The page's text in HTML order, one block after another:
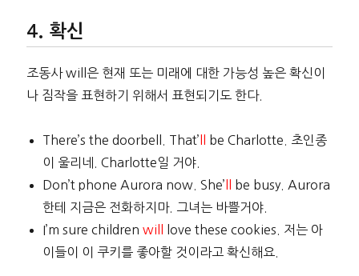
확신
조동사 will은 현재 또는 미래에 대한 가능성 높은 확신이
나 짐작을 표현하기 위해서 표현되기도 한다.
There’s the doorbell. That’
be Charlotte. 초인종
이 울리네. Charlotte일 거야.
Don’t phone Aurora now. She’
be busy. Aurora
한테 지금은 전화하지마. 그녀는 바쁠거야.
I’m sure children will
love these cookies. 저는 아
이들이 이 쿠키를 좋아할 것이라고 확신해요.